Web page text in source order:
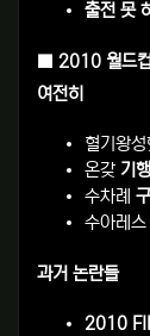
출전 못
■ 2010 월드
여전히
혈기왕성
온갖 기행
수차례
수아레스
과거 논란들
2010